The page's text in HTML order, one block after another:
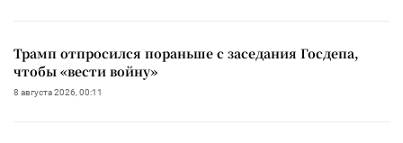
Трамп отпросился пораньше с заседания Госдепа,
чтобы «вести войну»
8 августа 2026, 00:11